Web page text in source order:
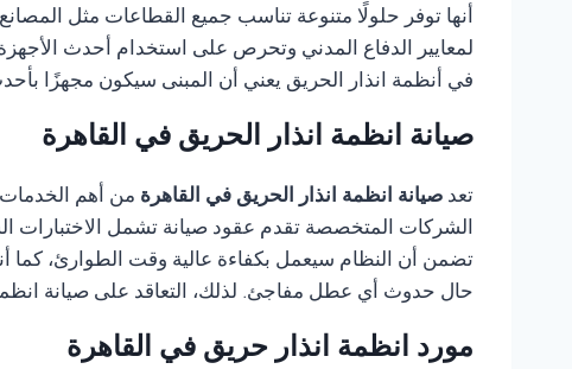
أنها توفر حلولًا متنوعة تناسب جميع القطاعات مثل
لمعايير الدفاع المدني وتحرص على استخدام أحدث
في أنظمة انذار الحريق يعني أن المبنى سيكون مجهزًا
صيانة انظمة انذار الحريق في القاهرة
تعد صيانة انظمة انذار الحريق في القاهرة من أهم الخدمات
الشركات المتخصصة تقدم عقود صيانة تشمل الاختبارات
تضمن أن النظام سيعمل بكفاءة عالية وقت الطوارئ، كما
حال حدوث أي عطل مفاجئ. لذلك، التعاقد على صيانة انظمة
مورد انظمة انذار حريق في القاهرة